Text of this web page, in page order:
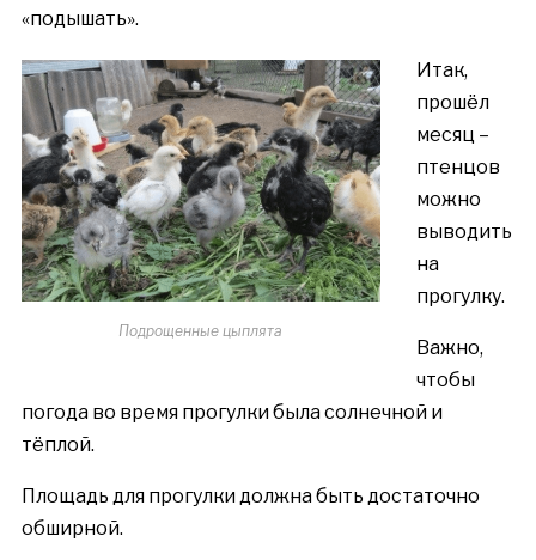
«подышать».
Подрощенные цыплята
Итак,
прошёл
месяц –
птенцов
можно
выводить
на
прогулку.
Важно,
чтобы
погода во время прогулки была солнечной и
тёплой.
Площадь для прогулки должна быть достаточно
обширной.